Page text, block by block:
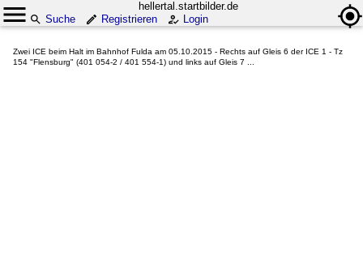
hellertal.startbilder.de
Suche
Registrieren Login
Zwei ICE beim Halt im Bahnhof Fulda am 05.10.2015 - Rechts auf Gleis 6 der ICE 1 - Tz
154 "Flensburg" (401 054-2 / 401 554-1) und links auf Gleis 7 ...